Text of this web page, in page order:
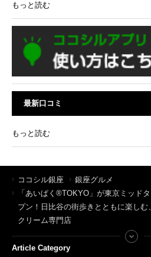
もっと読む
最新口コミ
もっと読む
ココシル銀座
銀座グルメ
「あいぱく®TOKYO」が東京ミッド
プン！日比谷の街歩きとともに楽しむ
クリーム専門店
Article Category